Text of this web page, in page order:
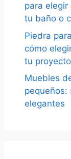
para
tu baño o
Piedra
cómo
tu proyecto
Muebles
pequeños:
elegantes